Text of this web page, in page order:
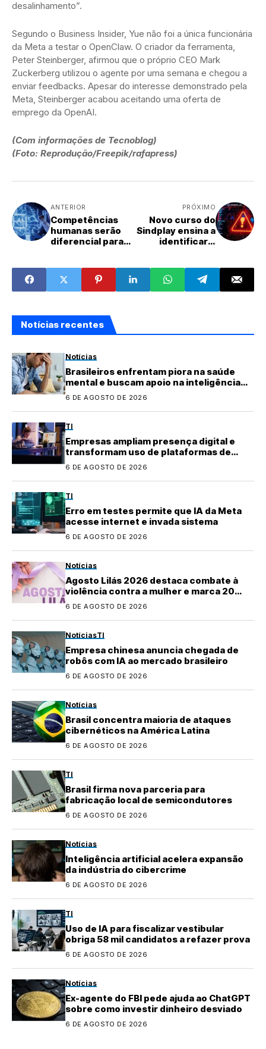
desalinhamento”.
Segundo o Business Insider, Yue não foi a única funcionária
da Meta a testar o OpenClaw. O criador da ferramenta,
Peter Steinberger, afirmou que o próprio CEO Mark
Zuckerberg utilizou o agente por uma semana e chegou a
enviar feedbacks. Apesar do interesse demonstrado pela
Meta, Steinberger acabou aceitando uma oferta de
emprego da OpenAI.
(Com informações de Tecnoblog)
(Foto: Reprodução/Freepik/rafapress)
ANTERIOR
Competências
humanas serão
diferencial para
da Samsung
PRÓXIMO
Novo curso do
Sindplay ensina a
identificar e
informação
Notícias recentes
Notícias
Brasileiros enfrentam piora na saúde
mental e buscam apoio na inteligência
artificial
6 DE AGOSTO DE 2026
TI
Empresas ampliam presença digital e
transformam uso de plataformas de
conteúdo
6 DE AGOSTO DE 2026
TI
Erro em testes permite que IA da Meta
acesse internet e invada sistema
6 DE AGOSTO DE 2026
Notícias
Agosto Lilás 2026 destaca combate à
violência contra a mulher e marca 20
anos da Lei Maria da Penha
6 DE AGOSTO DE 2026
NotíciasTI
Empresa chinesa anuncia chegada de
robôs com IA ao mercado brasileiro
6 DE AGOSTO DE 2026
Notícias
Brasil concentra maioria de ataques
cibernéticos na América Latina
6 DE AGOSTO DE 2026
TI
Brasil firma nova parceria para
fabricação local de semicondutores
6 DE AGOSTO DE 2026
Notícias
Inteligência artificial acelera expansão
da indústria do cibercrime
6 DE AGOSTO DE 2026
TI
Uso de IA para fiscalizar vestibular
obriga 58 mil candidatos a refazer prova
6 DE AGOSTO DE 2026
Notícias
Ex-agente do FBI pede ajuda ao ChatGPT
sobre como investir dinheiro desviado
6 DE AGOSTO DE 2026